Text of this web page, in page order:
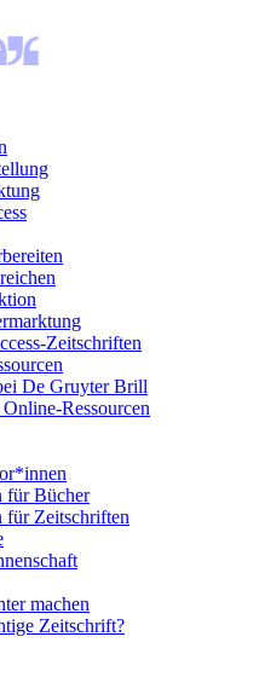
Zeitschriften
De Gruyter Brill
Ressourcen
für Bücher
für Zeitschriften
machen
Zeitschrift?